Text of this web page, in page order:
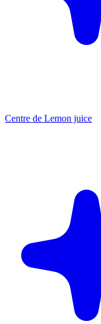
Centre de Lemon juice